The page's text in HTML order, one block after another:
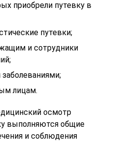
приобрели путевку в
путевки;
и сотрудники
лицам.
осмотр
выполняются общие
и соблюдения